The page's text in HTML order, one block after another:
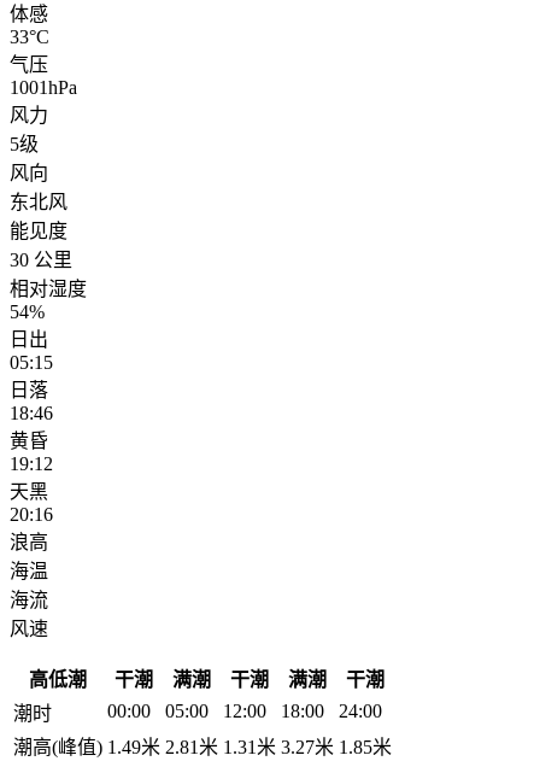
体感
33°C
气压
1001hPa
风力
5级
风向
东北风
能见度
30 公里
相对湿度
54%
日出
05:15
日落
18:46
黄昏
19:12
天黑
20:16
浪高
海温
海流
风速
高低潮 干潮 满潮 干潮 满潮
干潮
潮时
00:00 05:00 12:00 18:00
24:00
潮高(峰值) 1.49米 2.81米 1.31米 3.27米 1.85米